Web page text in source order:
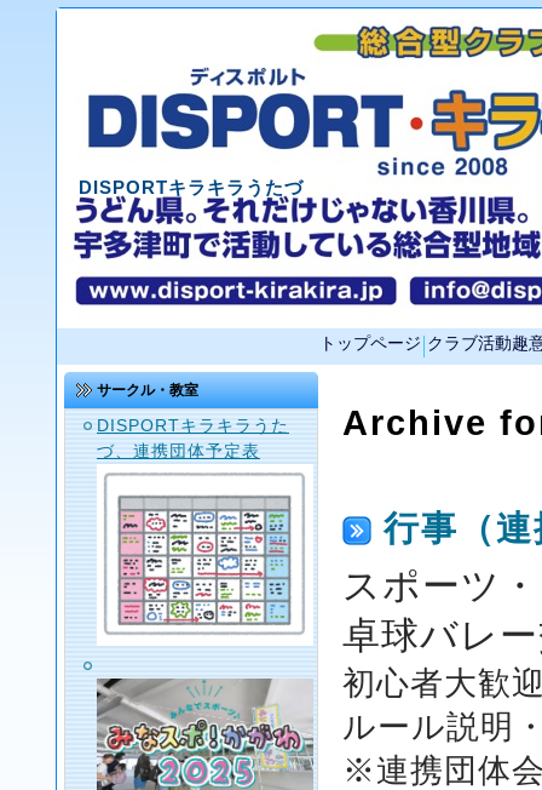
DISPORTキラキラうたづ
トップページ クラブ活動趣
サークル・教室
DISPORTキラキラうた
づ、連携団体予定表
Archive
行事（
スポーツ
卓球バレ
初心者大歓
ルール説明
※連携団体